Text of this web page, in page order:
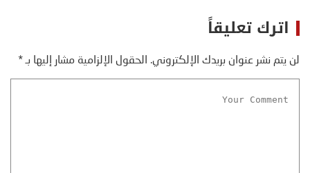
اترك تعليقاً
لن يتم نشر عنوان بريدك الإلكتروني. الحقول الإلزامية مشار إليها بـ*